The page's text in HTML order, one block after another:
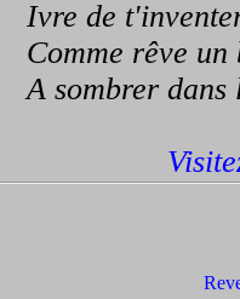
Ivre de
Comme rêve un
A sombrer dans